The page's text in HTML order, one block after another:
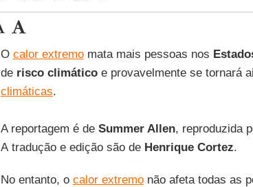
O calor extremomata mais pessoas nos
de risco climáticoe provavelmente se tornará
climáticas.
A reportagem é de Summer Allen, reproduzida
A tradução e edição são de Henrique Cortez.
No entanto, o calor extremonão afeta todas as